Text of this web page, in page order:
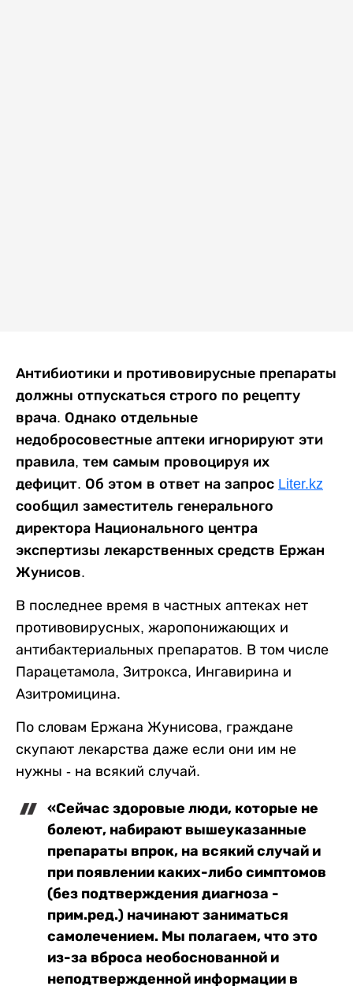
Антибиотики и противовирусные препараты
должны отпускаться строго по рецепту
врача. Однако отдельные
недобросовестные аптеки игнорируют эти
правила, тем самым провоцируя их
дефицит. Об этом в ответ на запрос Liter.kz
сообщил заместитель генерального
директора Национального центра
экспертизы лекарственных средств Ержан
Жунисов.
В последнее время в частных аптеках нет
противовирусных, жаропонижающих и
антибактериальных препаратов. В том числе
Парацетамола, Зитрокса, Ингавирина и
Азитромицина.
По словам Ержана Жунисова, граждане
скупают лекарства даже если они им не
нужны - на всякий случай.
«Сейчас здоровые люди, которые не
болеют, набирают вышеуказанные
препараты впрок, на всякий случай и
при появлении каких-либо симптомов
(без подтверждения диагноза -
прим.ред.) начинают заниматься
самолечением. Мы полагаем, что это
из-за вброса необоснованной и
неподтвержденной информации в